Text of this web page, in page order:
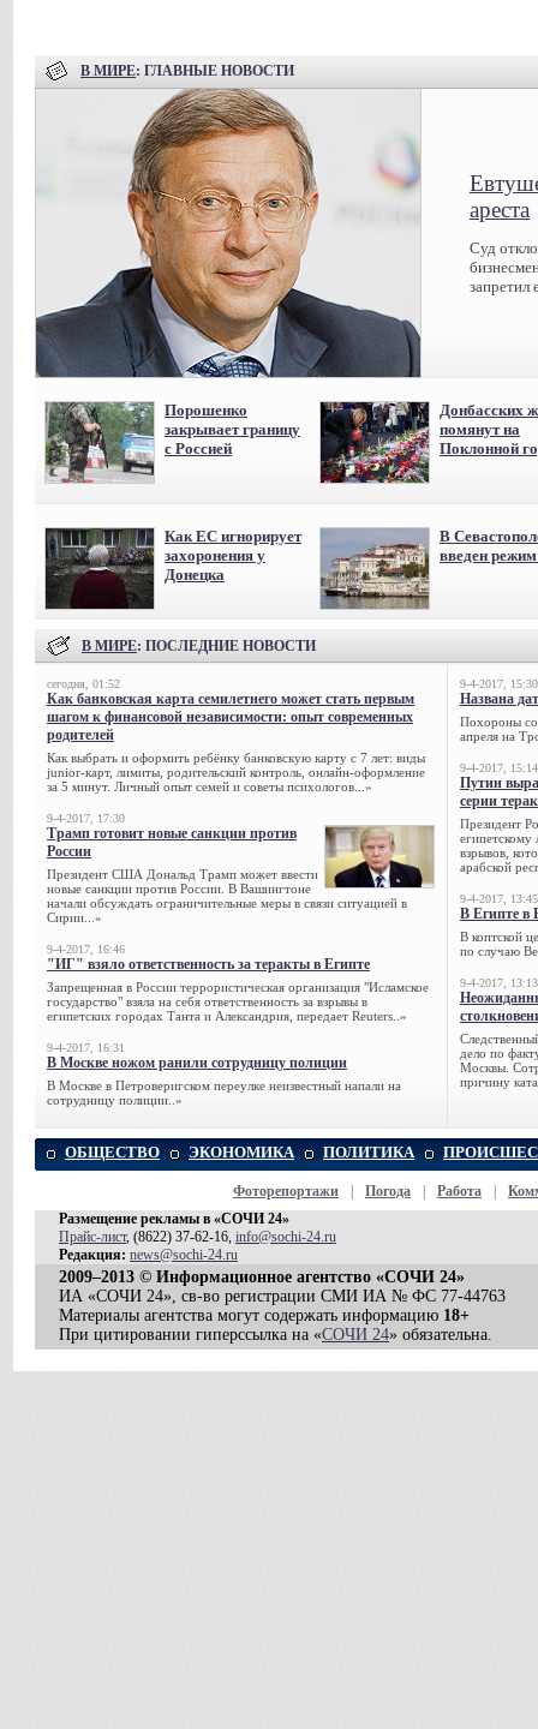
В МИРЕ: ГЛАВНЫЕ НОВОСТИ
ареста
Суд
запретил
Порошенко
закрывает границу
с Россией
Донбасских
помянут на
Поклонной
Как ЕС игнорирует
захоронения у
Донецка
В
введен
В МИРЕ: ПОСЛЕДНИЕ НОВОСТИ
сегодня, 01:52
Как банковская карта семилетнего может стать первым
шагом к финансовой независимости: опыт современных
родителей
Как выбрать и оформить ребёнку банковскую карту с 7 лет: виды
junior-карт, лимиты, родительский контроль, онлайн-оформление
за 5 минут. Личный опыт семей и советы психологов...»
9-4-2017, 17:30
Трамп готовит новые санкции против
России
Президент США Дональд Трамп может ввести
новые санкции против России. В Вашингтоне
начали обсуждать ограничительные меры в связи ситуацией в
Сирии...»
9-4-2017, 16:46
"ИГ" взяло ответственность за теракты в Египте
Запрещенная в России террористическая организация "Исламское
государство" взяла на себя ответственность за взрывы в
египетских городах Танта и Александрия, передает Reuters..»
9-4-2017, 16:31
В Москве ножом ранили сотрудницу полиции
В Москве в Петроверигском переулке неизвестный напали на
сотрудницу полиции..»
9-4-2017, 15:30
Названа
Похороны
апреля на
9-4-2017, 15:14
Путин
серии
Президент
египетскому
взрывов,
арабской
9-4-2017, 13:45
В Египте в
В коптской
по случаю
9-4-2017, 13:13
дело по
Москвы.
причину
ОБЩЕСТВО ЭКОНОМИКА ПОЛИТИКА
Фоторепортажи Погода Работа
Размещение рекламы в «СОЧИ 24»
Прайс-лист, (8622) 37-62-16, info@sochi-24.ru
Редакция: news@sochi-24.ru
2009–2013 © Информационное агентство «СОЧИ 24»
ИА «СОЧИ 24», св-во регистрации СМИ ИА № ФС 77-44763
Материалы агентства могут содержать информацию 18+
При цитировании гиперссылка на «СОЧИ 24» обязательна.